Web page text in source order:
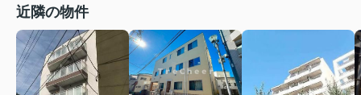
近隣の物件